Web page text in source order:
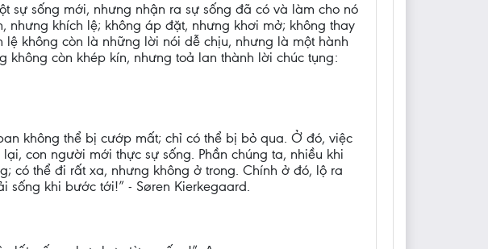
sự sống mới, nhưng nhận ra sự sống đã có và làm cho nó
nhưng khích lệ; không áp đặt, nhưng khơi mở; không thay
không còn là những lời nói dễ chịu, nhưng là một hành
còn khép kín, nhưng toả lan thành lời chúc tụng:
không thể bị cướp mất; chỉ có thể bị bỏ qua. Ở đó, việc
con người mới thực sự sống. Phần chúng ta, nhiều khi
có thể đi rất xa, nhưng không ở trong. Chính ở đó, lộ ra
sống khi bước tới!” - Søren Kierkegaard.